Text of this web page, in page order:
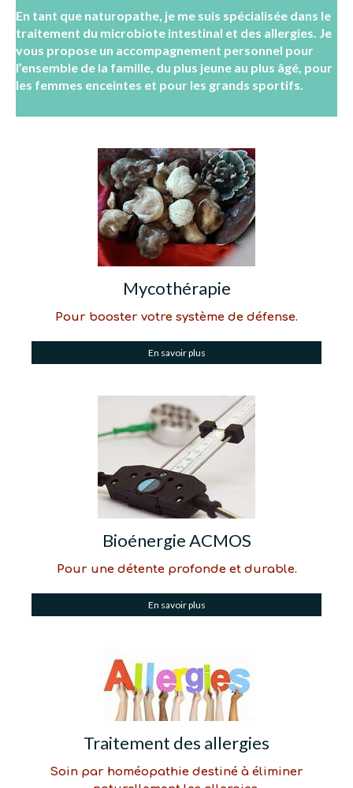
En tant que naturopathe, je me suis spécialisée dans le
traitement du microbiote intestinal et des allergies. Je
vous propose un accompagnement personnel pour
l’ensemble de la famille, du plus jeune au plus âgé, pour
les femmes enceintes et pour les grands sportifs.
Mycothérapie
Pour booster votre système de défense.
En savoir plus
Bioénergie ACMOS
Pour une détente profonde et durable.
En savoir plus
Traitement des allergies
Soin par homéopathie destiné à éliminer